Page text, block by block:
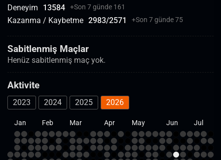
Deneyim 13584 +Son 7 günde 161
Kazanma / Kaybetme 2983/2571 +Son 7 günde 75
Sabitlenmiş Maçlar
Henüz sabitlenmiş maç yok.
Aktivite
2023 2024 2025 2026
Jan Feb Mar Apr May Jun Jul